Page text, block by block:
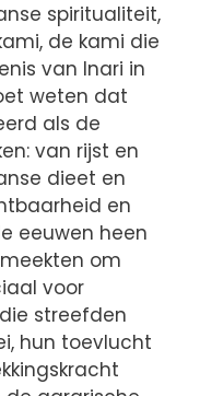
spiritualiteit,
de kami die
van Inari in
weten dat
als de
van rijst en
dieet en
en
eeuwen heen
om
voor
streefden
hun toevlucht